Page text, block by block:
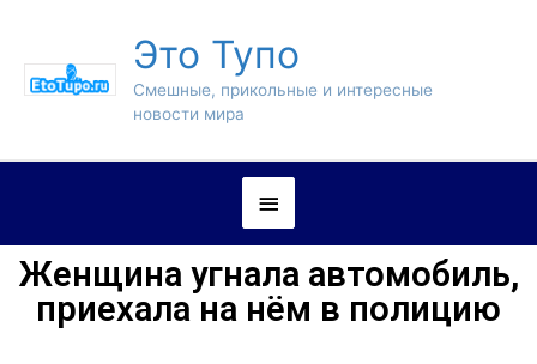
Это Тупо
Смешные, прикольные и интересные
новости мира
Женщина угнала автомобиль,
приехала на нём в полицию